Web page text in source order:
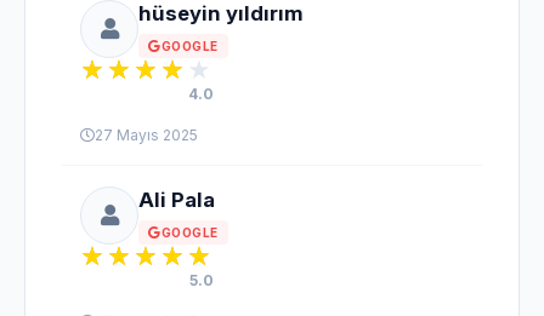
hüseyin yıldırım
GOOGLE
4.0
27 Mayıs 2025
Ali Pala
GOOGLE
5.0